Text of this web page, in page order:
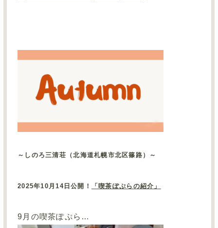
～しのろ三清荘（北海道札幌市北区篠路）～
2025年10 月 14日公開！ 「喫茶ぽぷらの紹介」
9 月の喫茶ぽぷら…